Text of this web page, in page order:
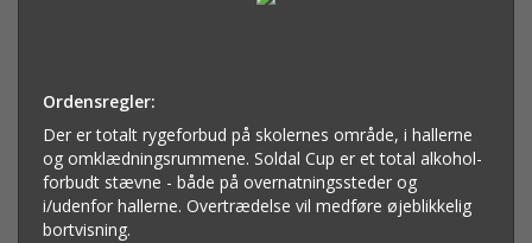
Ordensregler:
Der er totalt rygeforbud på skolernes område, i hallerne
og omklædningsrummene. Soldal Cup er et total alkohol-
forbudt stævne - både på overnatningssteder og
i/udenfor hallerne. Overtrædelse vil medføre øjeblikkelig
bortvisning.